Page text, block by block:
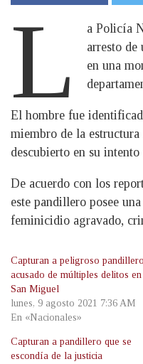
L
a Policía
arresto de
en una
El hombre fue
miembro de la
descubierto en su
De acuerdo con los
este pandillero posee
feminicidio agravado,
Capturan a peligroso pandillero
acusado de múltiples delitos en
San Miguel
lunes, 9 agosto 2021 7:36 AM
En «Nacionales»
Capturan a pandillero que se
escondía de la justicia